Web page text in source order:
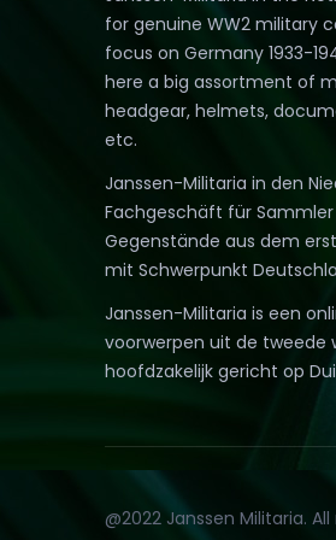
for genuine WW2 military
focus on Germany 1933-
here a big assortment of
headgear, helmets,
etc.
Janssen-Militaria in den
Fachgeschäft für
Gegenstände aus dem
mit Schwerpunkt
Janssen-Militaria is een
voorwerpen uit de tweede
hoofdzakelijk gericht op
@2022 Janssen Militaria.